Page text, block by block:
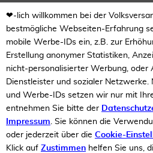
❤-lich willkommen bei der
bestmögliche Webseiten-Erfahrung
mobile Werbe-IDs ein, z.B. zur
Erstellung anonymer Statistiken,
nicht-personalisierter Werbung, oder
Dienstleister und sozialer Netzwerke.
und Werbe-IDs setzen wir nur mit
entnehmen Sie bitte der
Impressum. Sie können die
oder jederzeit über die Cookie-
Klick auf Zustimmen helfen Sie uns,